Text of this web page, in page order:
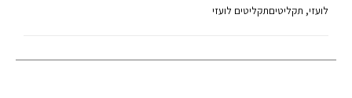
לועזי, תקליטיםתקליטים לועזי